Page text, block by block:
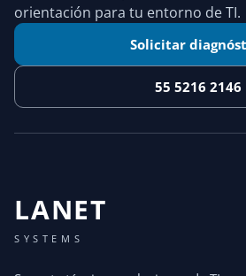
orientación para tu entorno de TI.
Solicitar
55 5216 2146
LANET
SYSTEMS